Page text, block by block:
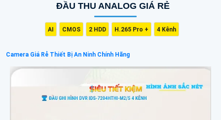
ĐẦU THU ANALOG GIÁ RẺ
AI CMOS 2 HDD H.265 Pro + 4 Kênh
Camera Giá Rẻ Thiết Bị An Ninh Chính Hãng